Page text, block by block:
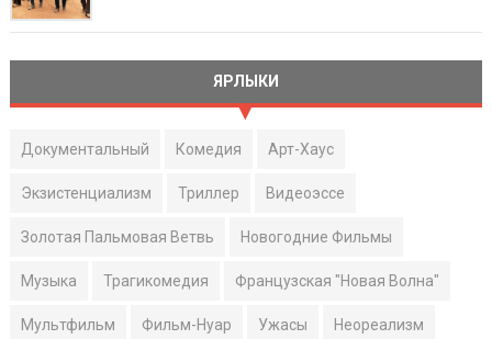
ЯРЛЫКИ
Документальный Комедия Арт-Хаус
Экзистенциализм Триллер Видеоэссе
Золотая Пальмовая Ветвь Новогодние Фильмы
Музыка Трагикомедия Французская "Новая Волна"
Мультфильм Фильм-Нуар Ужасы Неореализм